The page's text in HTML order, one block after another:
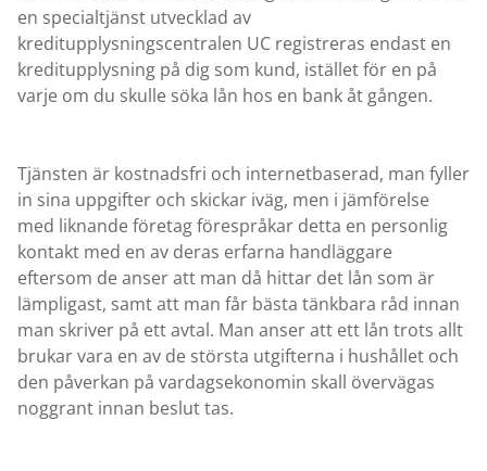
en specialtjänst utvecklad av
kreditupplysningscentralen UC registreras endast en
kreditupplysning på dig som kund, istället för en på
varje om du skulle söka lån hos en bank åt gången.
Tjänsten är kostnadsfri och internetbaserad, man fyller
in sina uppgifter och skickar iväg, men i jämförelse
med liknande företag förespråkar detta en personlig
kontakt med en av deras erfarna handläggare
eftersom de anser att man då hittar det lån som är
lämpligast, samt att man får bästa tänkbara råd innan
man skriver på ett avtal. Man anser att ett lån trots allt
brukar vara en av de största utgifterna i hushållet och
den påverkan på vardagsekonomin skall övervägas
noggrant innan beslut tas.